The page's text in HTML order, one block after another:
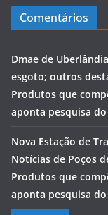
Comentários
Dmae de
esgoto; outros
Produtos que
aponta pesquisa
Nova Estação de
Notícias de Poços
Produtos que
aponta pesquisa